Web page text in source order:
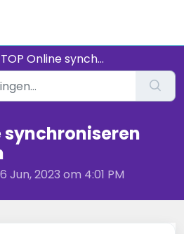
TOP Online synchroniseren met Dation
synchroniseren
Jun, 2023 om 4:01 PM